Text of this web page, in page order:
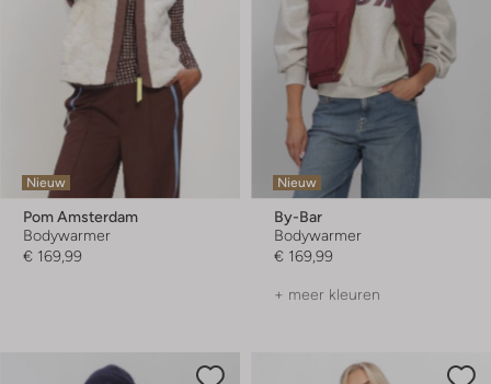
Nieuw
Pom Amsterdam
Bodywarmer
€ 169,99
Nieuw
By-Bar
Bodywarmer
€ 169,99
+ meer kleuren